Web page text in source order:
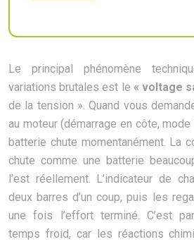
Le principal phénomène
variations brutales est le « voltage
de la tension ». Quand vous
au moteur (démarrage en côte,
batterie chute momentanément. La
chute comme une batterie
l’est réellement. L’indicateur de
deux barres d’un coup, puis les
une fois l’effort terminé. C’est
temps froid, car les réactions